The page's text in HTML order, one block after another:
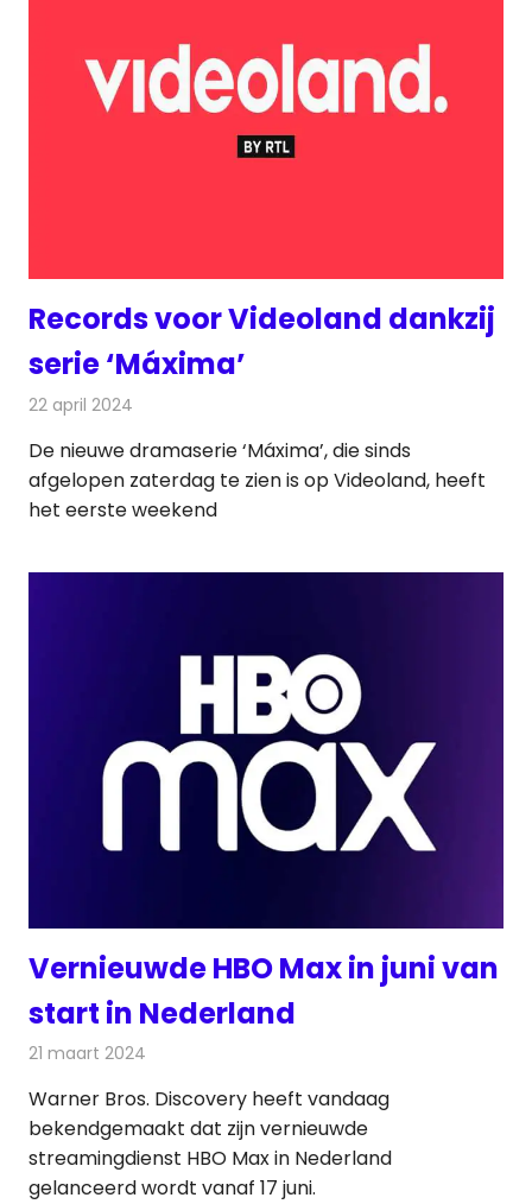
Records voor Videoland dankzij
serie ‘Máxima’
22 april 2024
De nieuwe dramaserie ‘Máxima’, die sinds
afgelopen zaterdag te zien is op Videoland, heeft
het eerste weekend
Vernieuwde HBO Max in juni van
start in Nederland
21 maart 2024
Warner Bros. Discovery heeft vandaag
bekendgemaakt dat zijn vernieuwde
streamingdienst HBO Max in Nederland
gelanceerd wordt vanaf 17 juni.